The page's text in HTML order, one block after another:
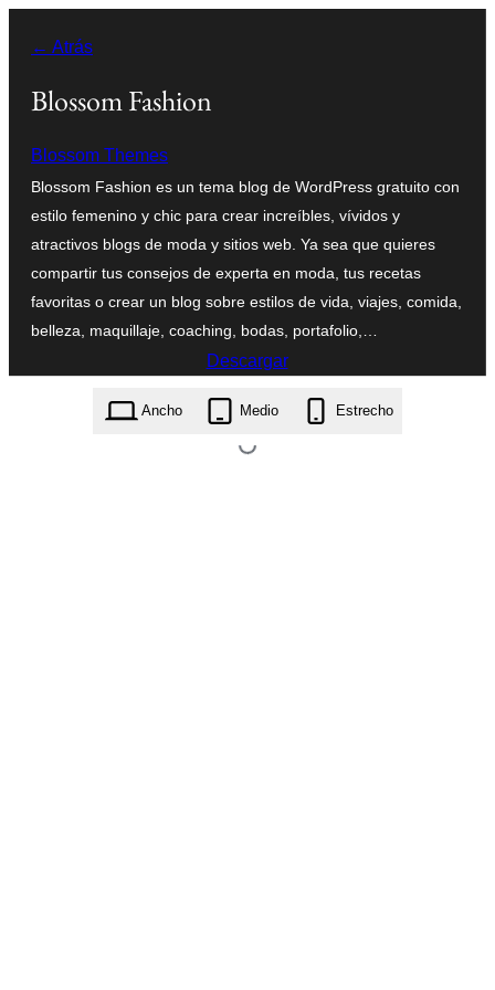
contenido
← Atrás
Blossom Fashion
Blossom Themes
Blossom Fashion es un tema blog de WordPress gratuito con
estilo femenino y chic para crear increíbles, vívidos y
atractivos blogs de moda y sitios web. Ya sea que quieres
compartir tus consejos de experta en moda, tus recetas
favoritas o crear un blog sobre estilos de vida, viajes, comida,
belleza, maquillaje, coaching, bodas, portafolio,…
Descargar
blossom-fashion.1.4.6.zip
Ancho Medio Estrecho